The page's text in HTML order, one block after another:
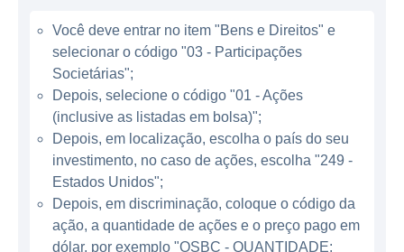
serviços de gestão patrimonial e de
investimentos. Através de seus produtos, o
Old Second Bank busca não apenas
satisfazer as necessidades financeiras dos
clientes, mas também se posicionar como
um parceiro confiável para ajudar na
construção de um futuro financeiro sólido.
ATUAÇÃO DO OLD SECOND BANK
Você deve entrar no item "Bens e Direitos" e
selecionar o código "03 - Participações
Societárias";
Depois, selecione o código "01 - Ações
(inclusive as listadas em bolsa)";
Depois, em localização, escolha o país do seu
investimento, no caso de ações, escolha "249 -
Estados Unidos";
Depois, em discriminação, coloque o código da
ação, a quantidade de ações e o preço pago em
dólar, por exemplo "OSBC - QUANTIDADE: